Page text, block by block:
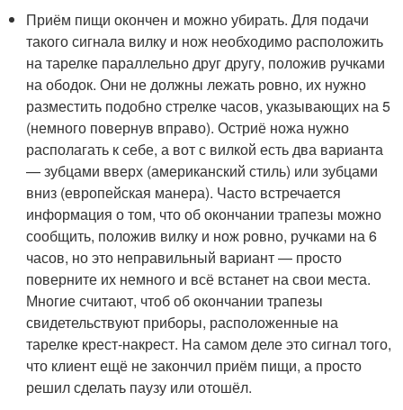
Приём пищи окончен и можно убирать. Для подачи
такого сигнала вилку и нож необходимо расположить
на тарелке параллельно друг другу, положив ручками
на ободок. Они не должны лежать ровно, их нужно
разместить подобно стрелке часов, указывающих на 5
(немного повернув вправо). Остриё ножа нужно
располагать к себе, а вот с вилкой есть два варианта
— зубцами вверх (американский стиль) или зубцами
вниз (европейская манера). Часто встречается
информация о том, что об окончании трапезы можно
сообщить, положив вилку и нож ровно, ручками на 6
часов, но это неправильный вариант — просто
поверните их немного и всё встанет на свои места.
Многие считают, чтоб об окончании трапезы
свидетельствуют приборы, расположенные на
тарелке крест-накрест. На самом деле это сигнал того,
что клиент ещё не закончил приём пищи, а просто
решил сделать паузу или отошёл.